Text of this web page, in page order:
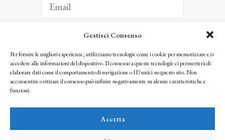
Gestisci Consenso
Per fornire le migliori esperienze, utilizziamo tecnologie come i cookie per memorizzare e/o
accedere alle informazioni del dispositivo. Il consenso a queste tecnologie ci permetterà di
elaborare dati come il comportamento di navigazione o ID unici su questo sito. Non
acconsentire o ritirare il consenso può influire negativamente su alcune caratteristiche e
funzioni.
Accetta
ISCRIVITI
Facendo clic per iscriverti, riconosci che le tue informazioni saranno trattate
seguendo la nostra Privacy Policy
© 2025 Istituto Matteucci. All right reserved
l’autorizzazione scritta dei proprietari dei diritti e dell’Istituto Matteucci